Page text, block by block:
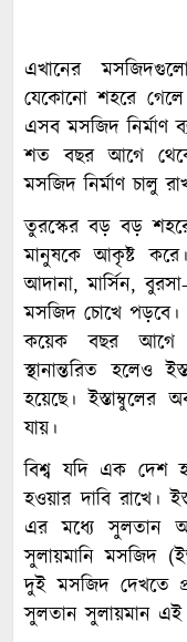
এখানের
যেকোনো শহরে
এসব মসজিদ নির্মাণ
শত বছর আগে
মসজিদ নির্মাণ চালু
তুরস্কের বড় বড়
মানুষকে আকৃষ্ট
আদানা, মার্সিন,
মসজিদ চোখে পড়বে।
কয়েক বছর আগে
স্থানান্তরিত হলেও
হয়েছে। ইস্তাম্বুলের
যায়।
বিশ্ব যদি এক দেশ
হওয়ার দাবি রাখে।
এর মধ্যে সুলতান
সুলায়মানি মসজিদ
দুই মসজিদ দেখতে
সুলতান সুলায়মান এই